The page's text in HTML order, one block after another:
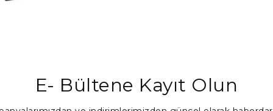
E- Bültene Kayıt Olun